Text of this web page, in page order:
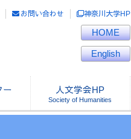
お問い合わせ 神奈川大学HP
HOME
English
ー 人文学会HP